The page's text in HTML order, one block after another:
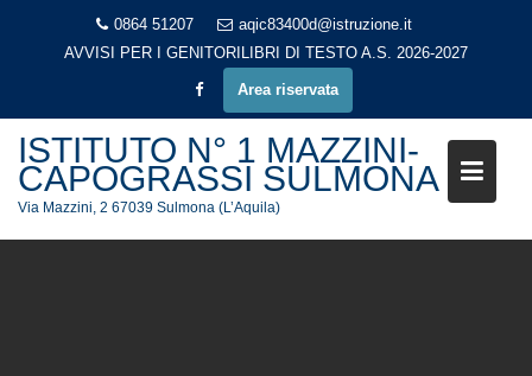
0864 51207
aqic83400d@istruzione.it
AVVISI PER I GENITORI LIBRI DI TESTO A.S. 2026-2027
Area riservata
ISTITUTO N° 1 MAZZINI-
CAPOGRASSI SULMONA
Via Mazzini, 2 67039 Sulmona (L’Aquila)